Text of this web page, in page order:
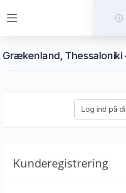
Grækenland, Thessaloniki
Kunderegistrering